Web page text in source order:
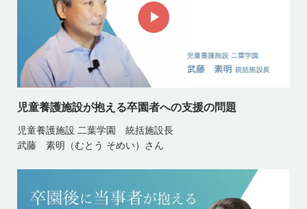
児童養護施設が抱える卒園者への支援の問題
児童養護施設 二葉学園 統括施設長
武藤 素明（むとう そめい）さん